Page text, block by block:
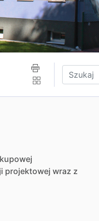
Wpisz
projektowej wraz z